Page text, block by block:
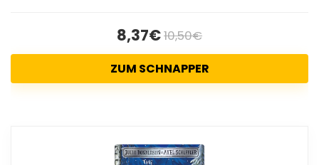
8,37€10,50€
ZUM SCHNAPPER